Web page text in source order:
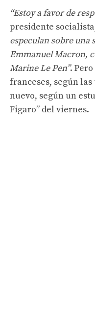
“Estoy a favor de
presidente
especulan sobre una
Emmanuel Macron,
Marine Le Pen”.
franceses, según las
nuevo, según un
Figaro” del viernes.